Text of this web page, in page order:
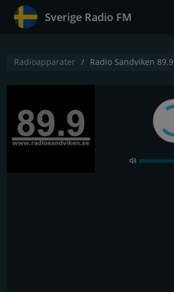
Sverige Radio FM
Radioapparater Radio Sandviken 89.9